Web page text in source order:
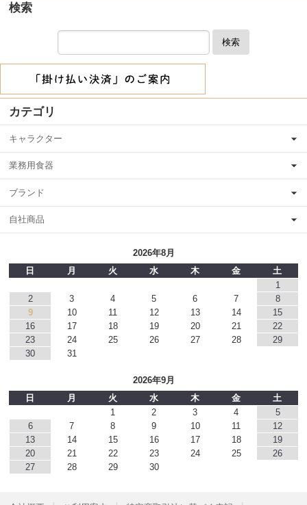
検索
検索
カテゴリ
キャラクター
業務用食器
ブランド
自社商品
2026年8月
日
月 火 水 木 金
土
1
2
3 4 5 6 7
8
9
10 11 12 13 14
15
16
17 18 19 20 21
22
23
24 25 26 27 28
29
30
31
2026年9月
日
月 火 水 木 金
土
1
2 3 4
5
6
7 8 9 10 11
12
13
14 15 16 17 18
19
20
21 22 23 24 25
26
27
28 29 30